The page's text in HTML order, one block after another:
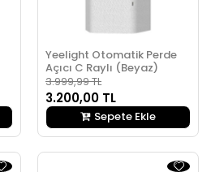
Yeelight Otomatik Perde
Açıcı C Raylı (Beyaz)
3.999,99 TL
3.200,00 TL
Sepete Ekle